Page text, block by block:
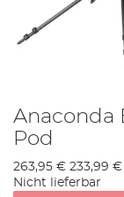
Anaconda
Pod
263,95 € 233,99 €
Nicht lieferbar